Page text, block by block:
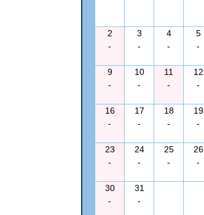
2
-
3
-
4
-
5
-
9
-
10
-
11
-
12
-
16
-
17
-
18
-
19
-
23
-
24
-
25
-
26
-
30
-
31
-